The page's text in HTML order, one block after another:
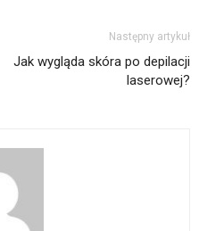
Następny artykuł
Jak wygląda skóra po depilacji
laserowej?